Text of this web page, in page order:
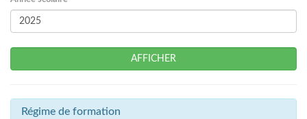
AFFICHER
Régime de formation